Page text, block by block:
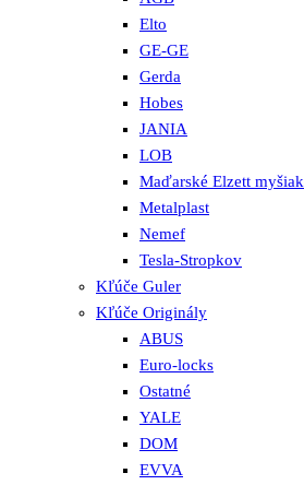
Elto
GE-GE
Gerda
Hobes
JANIA
LOB
Maďarské Elzett myšiak
Metalplast
Nemef
Tesla-Stropkov
Kľúče Guler
Kľúče Originály
ABUS
Euro-locks
Ostatné
YALE
DOM
EVVA